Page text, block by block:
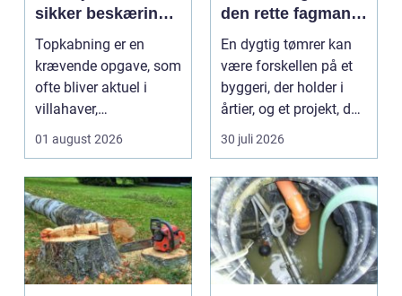
sikker beskæring
af store træer
Topkabning er en
krævende opgave, som
ofte bliver aktuel i
villahaver,
sommerhusområder ...
01 august 2026
den rette fagmand
til dit projekt
En dygtig tømrer kan
være forskellen på et
byggeri, der holder i
årtier, og et projekt, der
hurtigt ...
30 juli 2026